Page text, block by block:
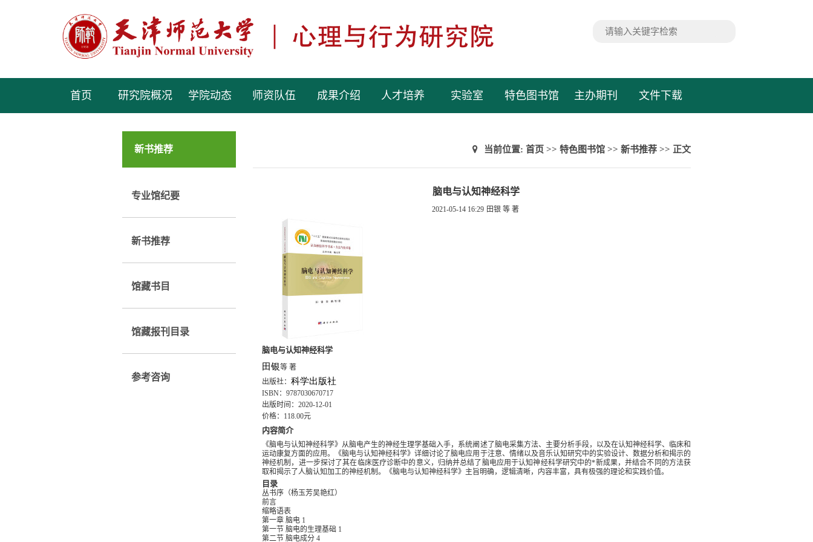
首页 研究院概况 学院动态 师资队伍 成果介绍 人才培养 实验室 特色图书馆 主办期刊 文件下载
新书推荐
专业馆纪要
新书推荐
馆藏书目
馆藏报刊目录
参考咨询
当前位置:首页 >>特色图书馆 >>新书推荐 >> 正文
脑电与认知神经科学
2021-05-14 16:29 田银 等 著
脑电与认知神经科学
田银等 著
出版社： 科学出版社
ISBN： 9787030670717
出版时间： 2020-12-01
价格： 118.00元
内容简介
《脑电与认知神经科学》从脑电产生的神经生理学基础入手，系统阐述了脑电采集方法、主要分析手段，以及在认知神经科学、临床和
运动康复方面的应用。《脑电与认知神经科学》详细讨论了脑电应用于注意、情绪以及音乐认知研究中的实验设计、数据分析和揭示的
神经机制，进一步探讨了其在临床医疗诊断中的意义，归纳并总结了脑电应用于认知神经科学研究中的*新成果，并结合不同的方法获
取和揭示了人脑认知加工的神经机制。《脑电与认知神经科学》主旨明确，逻辑清晰，内容丰富，具有极强的理论和实践价值。
目录
丛书序（杨玉芳吴艳红）
前言
缩略语表
第一章 脑电1
第一节 脑电的生理基础1
第二节 脑电成分4